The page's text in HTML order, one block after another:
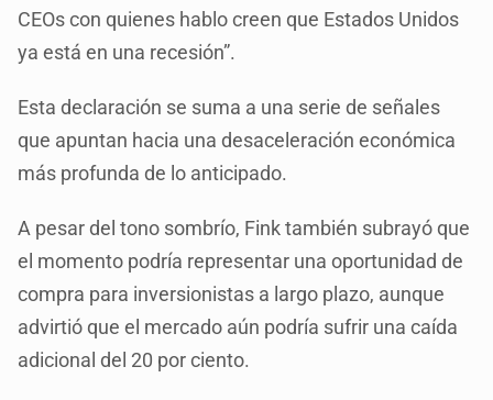
CEOs con quienes hablo creen que Estados Unidos
ya está en una recesión”.
Esta declaración se suma a una serie de señales
que apuntan hacia una desaceleración económica
más profunda de lo anticipado.
A pesar del tono sombrío, Fink también subrayó que
el momento podría representar una oportunidad de
compra para inversionistas a largo plazo, aunque
advirtió que el mercado aún podría sufrir una caída
adicional del 20 por ciento.